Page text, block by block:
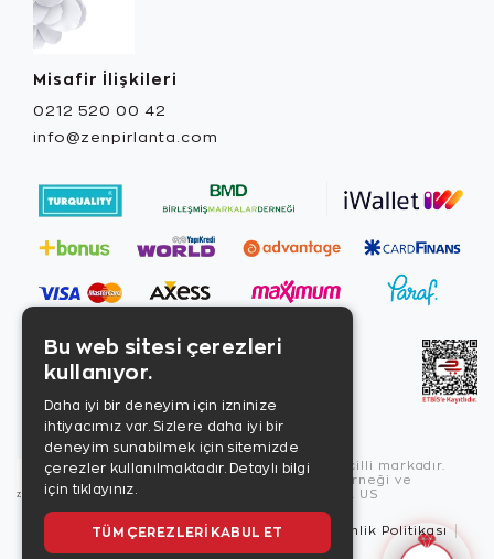
Misafir İlişkileri
0212 520 00 42
info@zenpirlanta.com
Copyright © 2026, Zen Diamond tescilli markadır.
Zen Diamond Birleşmiş Markalar Derneği ve
Turquality Destek Programı üyesidir. US
Kullanım Şartları Gizlilik İlkeleri
Güvenlik Politikası
Çerez Politikası
Bu web sitesi çerezleri
kullanıyor.
Daha iyi bir deneyim için izninize
ihtiyacımız var. Sizlere daha iyi bir
deneyim sunabilmek için sitemizde
çerezler kullanılmaktadır. Detaylı bilgi
için tıklayınız.
TÜM ÇEREZLERI KABUL ET